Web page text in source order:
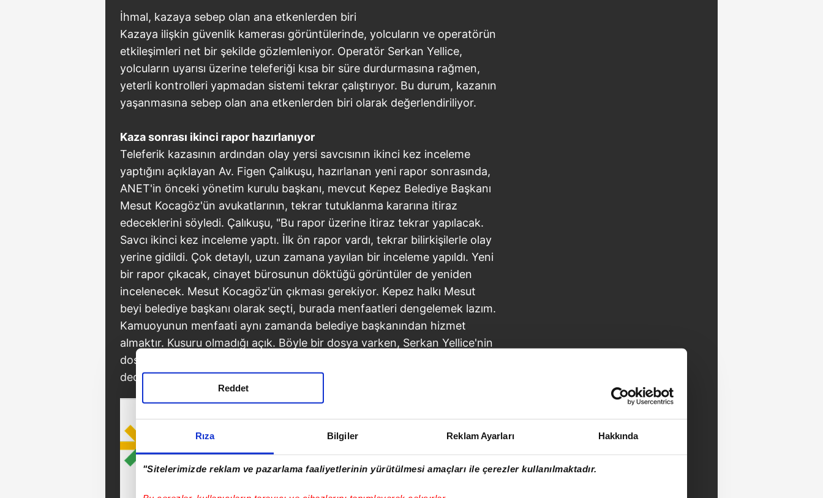
Rıza Bilgiler Reklam Ayarları Hakkında
"Sitelerimizde reklam ve pazarlama faaliyetlerinin yürütülmesi amaçları ile çerezler kullanılmaktadır.
Reddet
İhmal, kazaya sebep olan ana etkenlerden biri
Kazaya ilişkin güvenlik kamerası görüntülerinde, yolcuların ve operatörün
etkileşimleri net bir şekilde gözlemleniyor. Operatör Serkan Yellice,
yolcuların uyarısı üzerine teleferiği kısa bir süre durdurmasına rağmen,
yeterli kontrolleri yapmadan sistemi tekrar çalıştırıyor. Bu durum, kazanın
yaşanmasına sebep olan ana etkenlerden biri olarak değerlendiriliyor.
Kaza sonrası ikinci rapor hazırlanıyor
Teleferik kazasının ardından olay yersi savcısının ikinci kez inceleme
yaptığını açıklayan Av. Figen Çalıkuşu, hazırlanan yeni rapor sonrasında,
ANET'in önceki yönetim kurulu başkanı, mevcut Kepez Belediye Başkanı
Mesut Kocagöz'ün avukatlarının, tekrar tutuklanma kararına itiraz
edeceklerini söyledi. Çalıkuşu, "Bu rapor üzerine itiraz tekrar yapılacak.
Savcı ikinci kez inceleme yaptı. İlk ön rapor vardı, tekrar bilirkişilerle olay
yerine gidildi. Çok detaylı, uzun zamana yayılan bir inceleme yapıldı. Yeni
bir rapor çıkacak, cinayet bürosunun döktüğü görüntüler de yeniden
incelenecek. Mesut Kocagöz'ün çıkması gerekiyor. Kepez halkı Mesut
beyi belediye başkanı olarak seçti, burada menfaatleri dengelemek lazım.
Kamuoyunun menfaati aynı zamanda belediye başkanından hizmet
almaktır. Kusuru olmadığı açık. Böyle bir dosya varken, Serkan Yellice'nin
dosyayı kararttığı ortadayken, neden bu dosyanın üstüne gidilmiyor?"
dedi.